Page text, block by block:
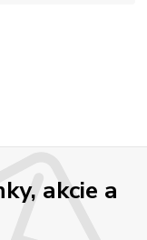
akcie a